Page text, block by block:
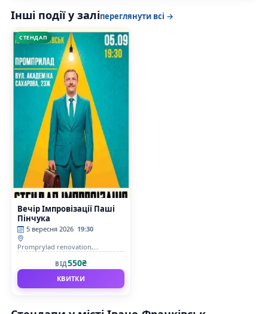
Інші події у заліпереглянути всі →
СТЕНДАП
Вечір Імпровізації Паші
Пінчука
5 вересня 2026 19:30
Promprylad renovation,
ВІД550₴
КВИТКИ